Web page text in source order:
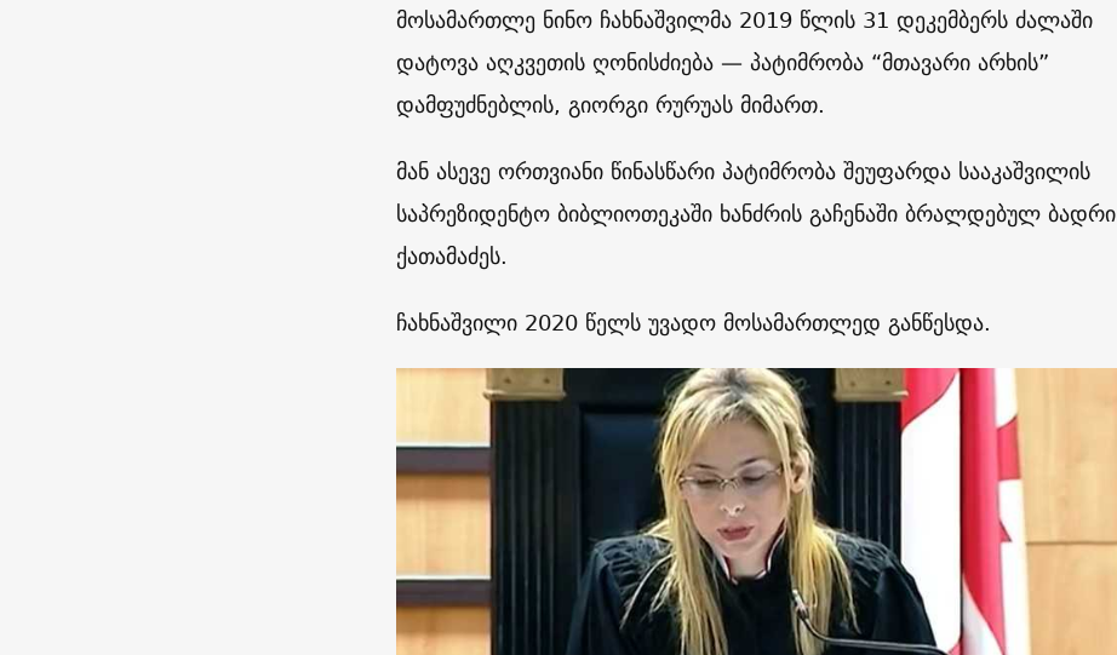
მოსამართლე ნინო ჩახნაშვილმა 2019 წლის 31 დეკემბერს ძალაში
დატოვა აღკვეთის ღონისძიება — პატიმრობა “მთავარი არხის”
დამფუძნებლის, გიორგი რურუას მიმართ.
მან ასევე ორთვიანი წინასწარი პატიმრობა შეუფარდა სააკაშვილის
საპრეზიდენტო ბიბლიოთეკაში ხანძრის გაჩენაში ბრალდებულ ბადრი
ქათამაძეს.
ჩახნაშვილი 2020 წელს უვადო მოსამართლედ განწესდა.